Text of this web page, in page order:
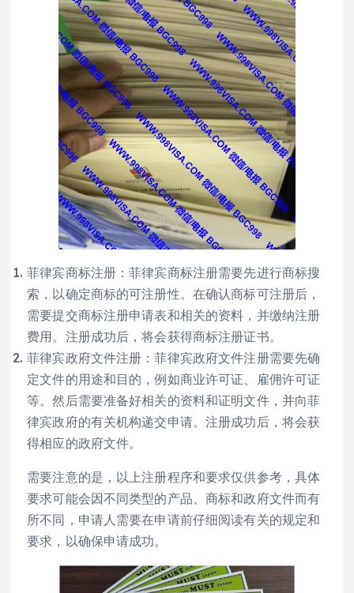
菲律宾商标注册：菲律宾商标注册需要先进行商标搜
索，以确定商标的可注册性。在确认商标可注册后，
需要提交商标注册申请表和相关的资料，并缴纳注册
费用。注册成功后，将会获得商标注册证书。
菲律宾政府文件注册：菲律宾政府文件注册需要先确
定文件的用途和目的，例如商业许可证、雇佣许可证
等。然后需要准备好相关的资料和证明文件，并向菲
律宾政府的有关机构递交申请。注册成功后，将会获
得相应的政府文件。
需要注意的是，以上注册程序和要求仅供参考，具体
要求可能会因不同类型的产品、商标和政府文件而有
所不同，申请人需要在申请前仔细阅读有关的规定和
要求，以确保申请成功。